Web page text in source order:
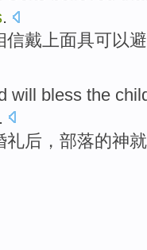
.
信戴上面具可以
will bless the
.
礼后，部落的神